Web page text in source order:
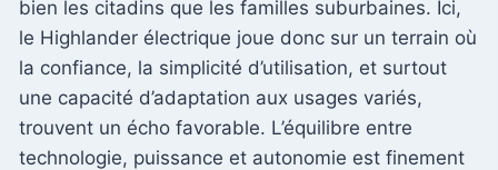
bien les citadins que les familles suburbaines. Ici,
le Highlander électrique joue donc sur un terrain où
la confiance, la simplicité d’utilisation, et surtout
une capacité d’adaptation aux usages variés,
trouvent un écho favorable. L’équilibre entre
technologie, puissance et autonomie est finement